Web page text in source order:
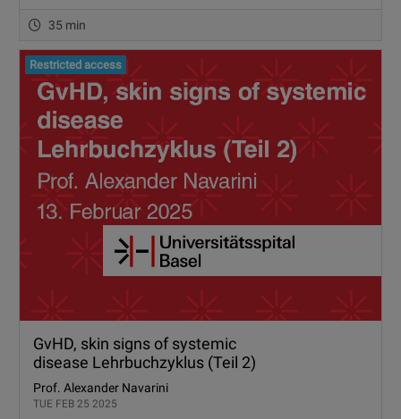
35 min
Restricted access
GvHD, skin signs of systemic
disease Lehrbuchzyklus (Teil 2)
Prof. Alexander Navarini
TUE FEB 25 2025